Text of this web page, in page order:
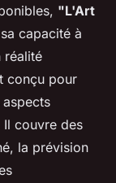
"L'Art
capacité à
réalité
conçu pour
couvre des
la prévision